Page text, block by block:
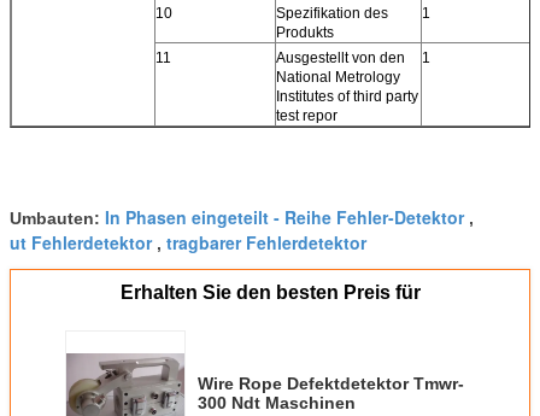
10
Spezifikation des
Produkts
1
11
Ausgestellt von den
National Metrology
Institutes of third party
test repor
1
Umbauten: In Phasen eingeteilt - Reihe Fehler-Detektor,
ut Fehlerdetektor, tragbarer Fehlerdetektor
Erhalten Sie den besten Preis für
Wire Rope Defektdetektor Tmwr-
300 Ndt Maschinen